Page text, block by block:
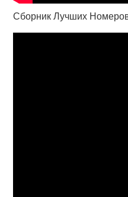
Сборник Лучших